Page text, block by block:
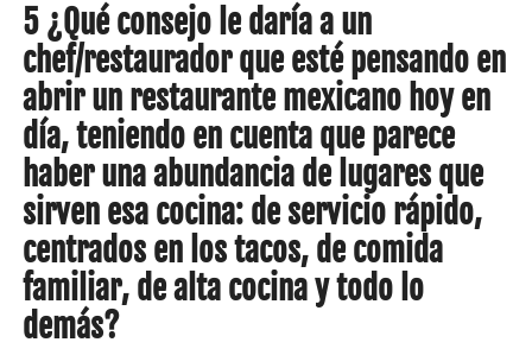
5 ¿Qué consejo le daría a un
chef/restaurador que esté pensando en
abrir un restaurante mexicano hoy en
día, teniendo en cuenta que parece
haber una abundancia de lugares que
sirven esa cocina: de servicio rápido,
centrados en los tacos, de comida
familiar, de alta cocina y todo lo
demás?